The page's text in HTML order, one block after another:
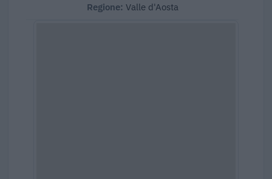
Regione: Valle d'Aosta